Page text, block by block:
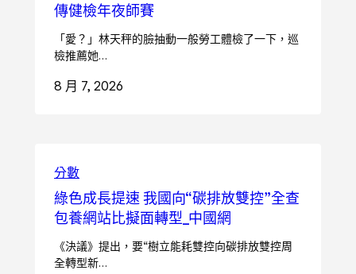
傳健檢年夜師賽
「愛？」林天秤的臉抽動一般勞工體檢了一下，巡
檢推薦她…
8 月 7, 2026
分數
綠色成長提速 我國向“碳排放雙控”全查
包養網站比擬面轉型_中國網
《決議》提出，要“樹立能耗雙控向碳排放雙控周
全轉型新…